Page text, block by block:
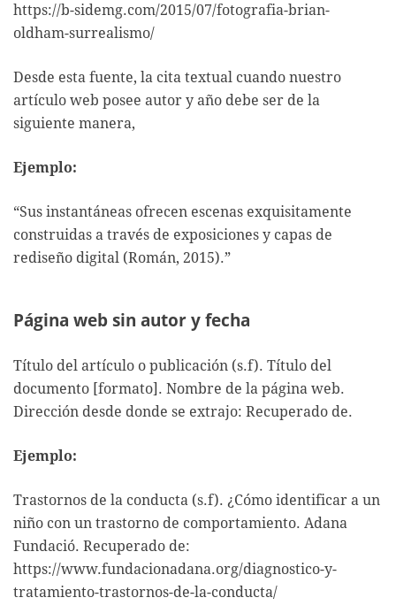
https://b-sidemg.com/2015/07/fotografia-brian-
oldham-surrealismo/
Desde esta fuente, la cita textual cuando nuestro
artículo web posee autor y año debe ser de la
siguiente manera,
Ejemplo:
“Sus instantáneas ofrecen escenas exquisitamente
construidas a través de exposiciones y capas de
rediseño digital (Román, 2015).”
Página web sin autor y fecha
Título del artículo o publicación (s.f). Título del
documento [formato]. Nombre de la página web.
Dirección desde donde se extrajo: Recuperado de.
Ejemplo:
Trastornos de la conducta (s.f). ¿Cómo identificar a un
niño con un trastorno de comportamiento. Adana
Fundació. Recuperado de:
https://www.fundacionadana.org/diagnostico-y-
tratamiento-trastornos-de-la-conducta/